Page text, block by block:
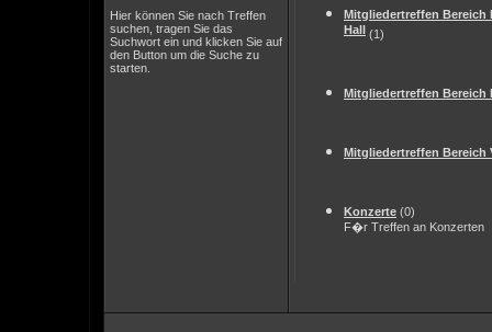
Mitgliedertreffen
Hall (1)
Mitgliedertreffen Bereich
Mitgliedertreffen Bereich
Konzerte (0)
F�r Treffen an Konzerten
Hier können Sie nach Treffen
suchen, tragen Sie das
Suchwort ein und klicken Sie auf
den Button um die Suche zu
starten.